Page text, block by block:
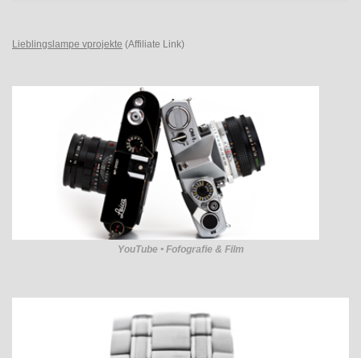
Lieblingslampe vprojekte (Affiliate Link)
YouTube • Fofografie & Film